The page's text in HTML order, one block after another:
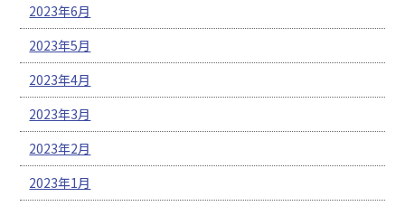
2023年6月
2023年5月
2023年4月
2023年3月
2023年2月
2023年1月